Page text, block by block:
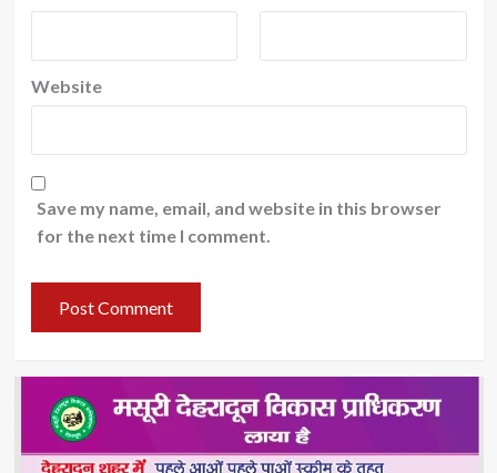
Website
Save my name, email, and website in this browser
for the next time I comment.